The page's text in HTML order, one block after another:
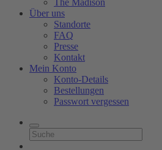
The Madison
Über uns
Standorte
FAQ
Presse
Kontakt
Mein Konto
Konto-Details
Bestellungen
Passwort vergessen